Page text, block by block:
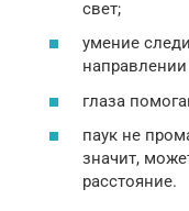
свет;
умение
направлении
глаза
паук не
значит,
расстояние.